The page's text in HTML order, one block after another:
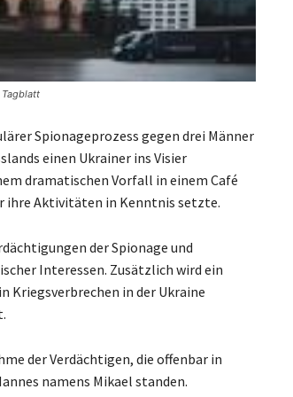
Tagblatt
Spionageprozess gegen drei Männer
einen Ukrainer ins Visier
dramatischen Vorfall in einem Café
ihre Aktivitäten in Kenntnis setzte.
der Spionage und
Interessen. Zusätzlich wird ein
Kriegsverbrechen in der Ukraine
der Verdächtigen, die offenbar in
namens Mikael standen.